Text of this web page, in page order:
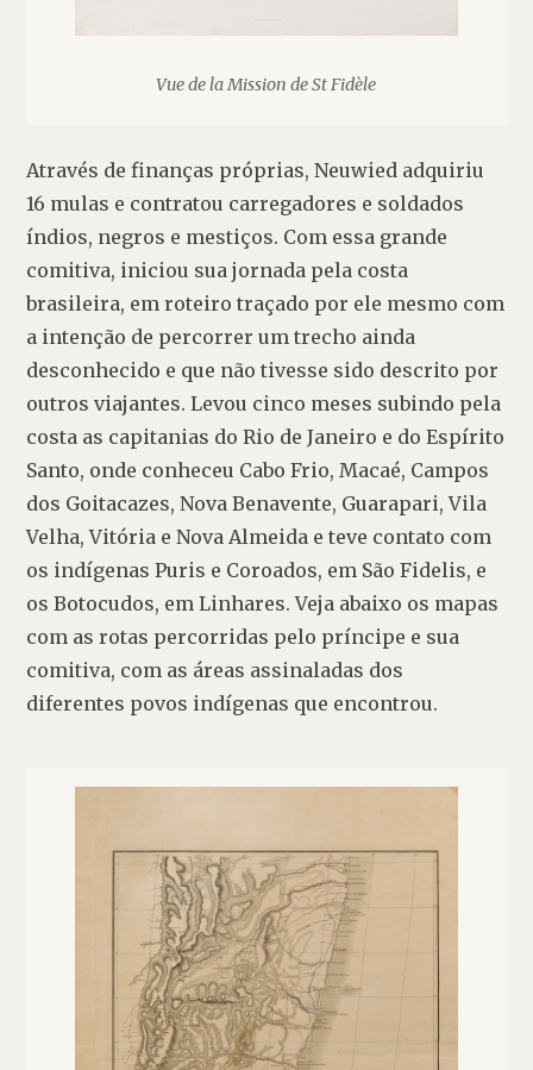
Vue de la Mission de St Fidèle
Através de finanças próprias, Neuwied adquiriu
16 mulas e contratou carregadores e soldados
índios, negros e mestiços. Com essa grande
comitiva, iniciou sua jornada pela costa
brasileira, em roteiro traçado por ele mesmo com
a intenção de percorrer um trecho ainda
desconhecido e que não tivesse sido descrito por
outros viajantes. Levou cinco meses subindo pela
costa as capitanias do Rio de Janeiro e do Espírito
Santo, onde conheceu Cabo Frio, Macaé, Campos
dos Goitacazes, Nova Benavente, Guarapari, Vila
Velha, Vitória e Nova Almeida e teve contato com
os indígenas Puris e Coroados, em São Fidelis, e
os Botocudos, em Linhares. Veja abaixo os mapas
com as rotas percorridas pelo príncipe e sua
comitiva, com as áreas assinaladas dos
diferentes povos indígenas que encontrou.